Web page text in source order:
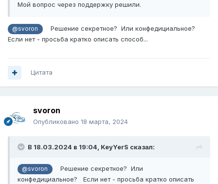
Мой вопрос через поддержку решили.
@svoron
Решение секретное? Или конфедициальное?
Если нет - просьба кратко описать способ...
Цитата
svoron
Опубликовано 18 марта, 2024
В 18.03.2024 в 19:04, KeyYerS сказал:
@svoron
Решение секретное? Или
конфедициальное? Если нет - просьба кратко описать